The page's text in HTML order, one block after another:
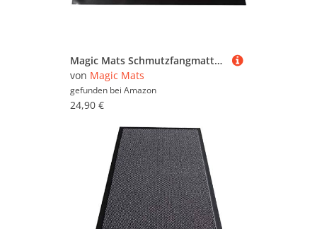
Magic Mats Schmutzfangmatte Türmatte Bern Farbe Schwarz ca. 80 x 120 cm
von Magic Mats
gefunden bei Amazon
24,90 €